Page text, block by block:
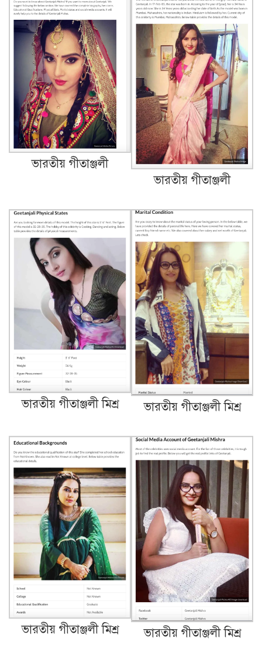
ভারতীয় গীতাঞ্জলী
ভারতীয় গীতাঞ্জলী
ভারতীয় গীতাঞ্জলী মিশ্র ভারতীয় গীতাঞ্জলী মিশ্র
ভারতীয় গীতাঞ্জলী মিশ্র ভারতীয় গীতাঞ্জলী মিশ্র